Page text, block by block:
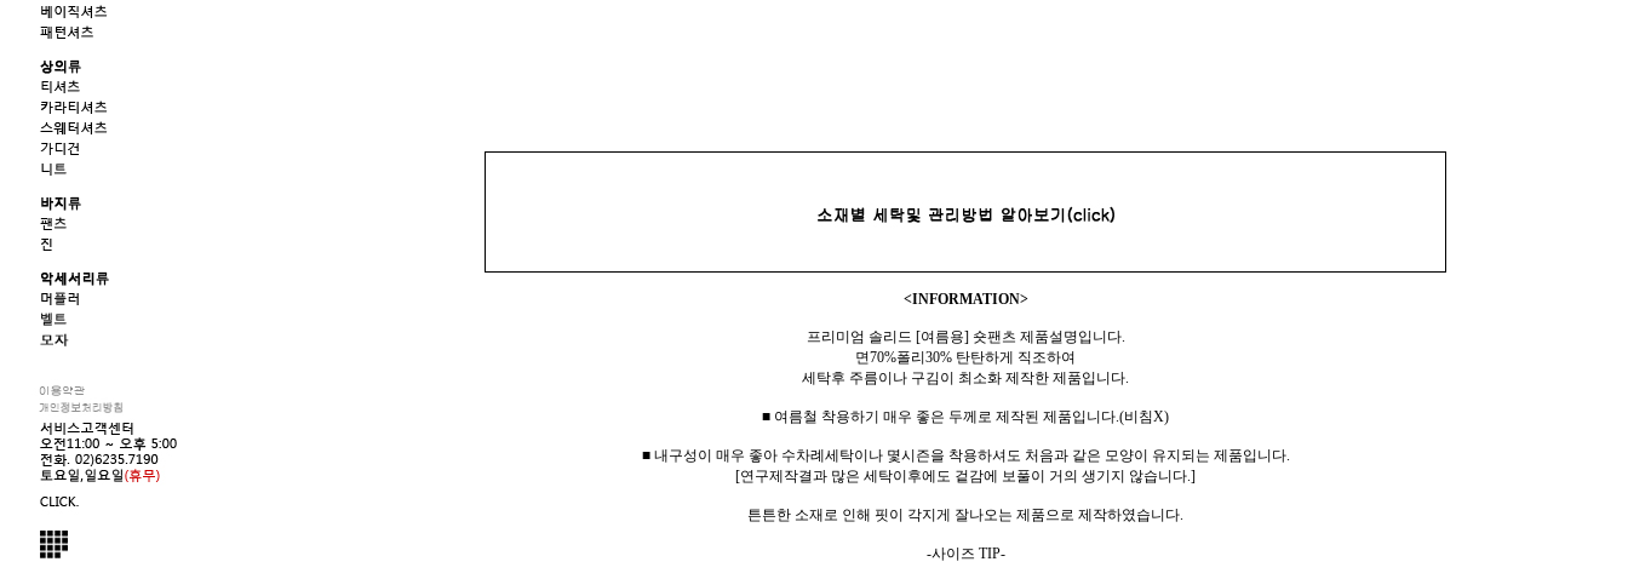
<INFORMATION>
프리미엄 솔리드 [여름용] 숏팬츠 제품설명입니다.
면70%폴리30% 탄탄하게 직조하여
세탁후 주름이나 구김이 최소화 제작한 제품입니다.
■ 여름철 착용하기 매우 좋은 두께로 제작된 제품입니다.(비침X)
■ 내구성이 매우 좋아 수차례세탁이나 몇시즌을 착용하셔도 처음과 같은 모양이 유지되는 제품입니다.
[연구제작결과 많은 세탁이후에도 겉감에 보풀이 거의 생기지 않습니다.]
튼튼한 소재로 인해 핏이 각지게 잘나오는 제품으로 제작하였습니다.
-사이즈 TIP-